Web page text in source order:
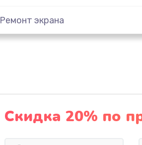
Ремонт экрана
Скидка 20% по